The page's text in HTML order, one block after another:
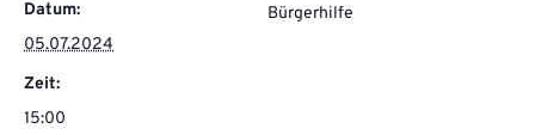
Datum:
05.07.2024
Zeit:
15:00
Bürgerhilfe